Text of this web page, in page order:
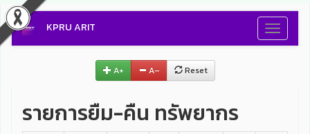
Toggle
KPRU ARIT
A+ A– Reset
รายการยืม-คืน ทรัพยากร